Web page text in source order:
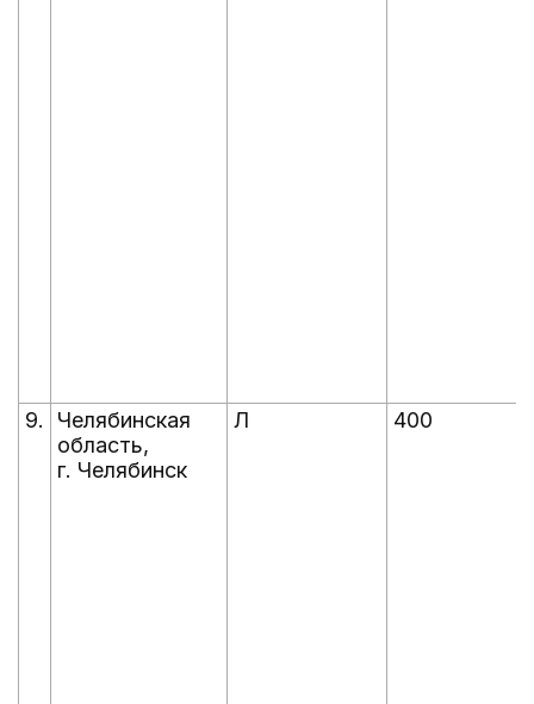
9.
Челябинская
область,
г. Челябинск
Л 400